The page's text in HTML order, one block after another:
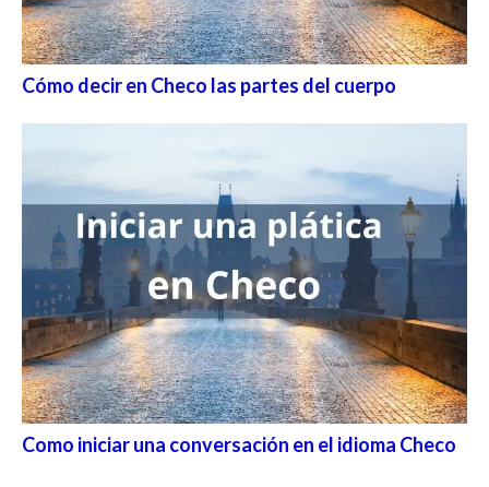
Cómo decir en Checo las partes del cuerpo
Como iniciar una conversación en el idioma Checo